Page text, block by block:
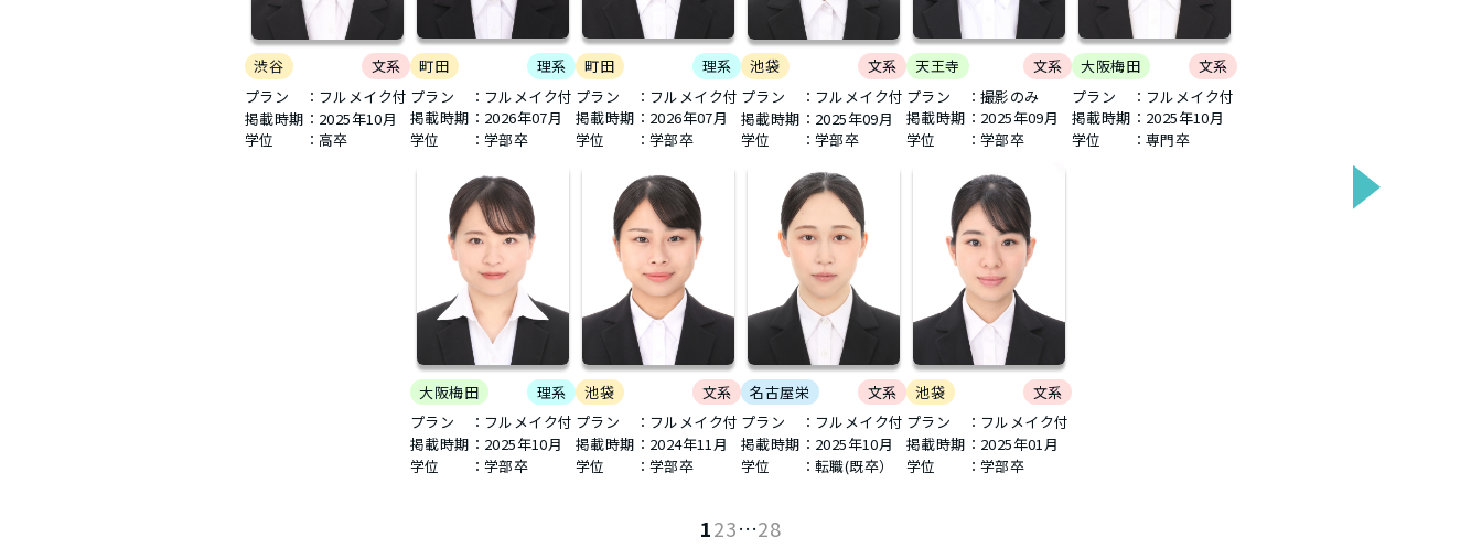
-close-
渋谷
文系
プラン ：フルメイク付
掲載時期： 2025年10月
学位 ：高卒
町田
理系
プラン ：フルメイク付
掲載時期： 2026年07月
学位 ：学部卒
町田
理系
プラン ：フルメイク付
掲載時期： 2026年07月
学位 ：学部卒
池袋
文系
プラン ：フルメイク付
掲載時期： 2025年09月
学位 ：学部卒
天王寺
文系
プラン ：撮影のみ
掲載時期： 2025年09月
学位 ：学部卒
大阪梅田
文系
プラン ：フルメイク付
掲載時期： 2025年10月
学位 ：専門卒
大阪梅田
理系
プラン ：フルメイク付
掲載時期： 2025年10月
学位 ：学部卒
池袋
文系
プラン ：フルメイク付
掲載時期： 2024年11月
学位 ：学部卒
名古屋栄
文系
プラン ：フルメイク付
掲載時期： 2025年10月
学位 ：転職(既卒）
池袋
文系
プラン ：フルメイク付
掲載時期： 2025年01月
学位 ：学部卒
123…28